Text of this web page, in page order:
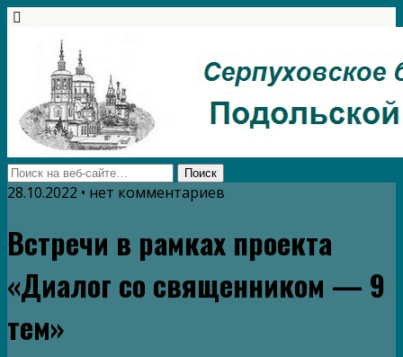
28.10.2022 • нет комментариев
Встречи в рамках проекта
«Диалог со священником — 9
тем»